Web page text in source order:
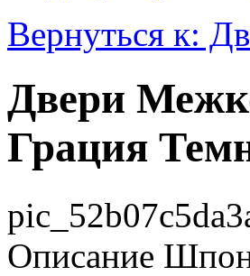
Вернуться к:
Двери
Грация
Описание